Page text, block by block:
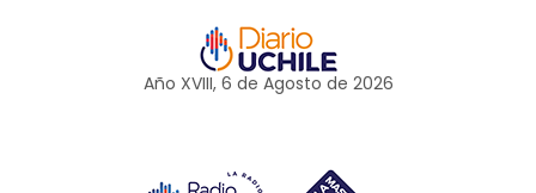
Año XVIII, 6 de Agosto de 2026